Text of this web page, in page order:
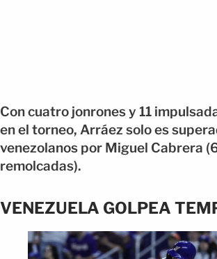
Con cuatro jonrones y 11
en el torneo, Arráez solo es
venezolanos por Miguel Cabrera
remolcadas).
VENEZUELA GOLPEA